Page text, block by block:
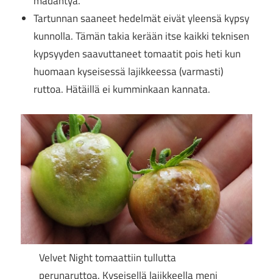
Tartunnan saaneet hedelmät eivät yleensä kypsy
kunnolla. Tämän takia kerään itse kaikki teknisen
kypsyyden saavuttaneet tomaatit pois heti kun
huomaan kyseisessä lajikkeessa (varmasti)
ruttoa. Hätäillä ei kumminkaan kannata.
Velvet Night tomaattiin tullutta
perunaruttoa. Kyseisellä lajikkeella meni